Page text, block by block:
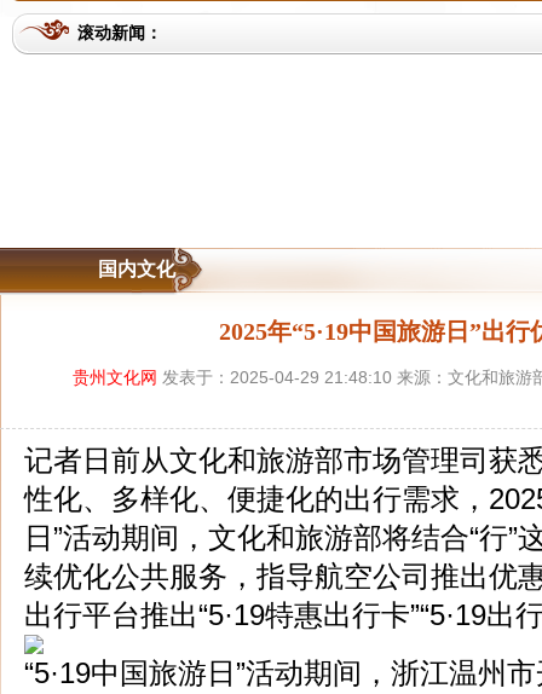
滚动新闻：
国内文化
2025年“5·19中国旅游日”出行
贵州文化网 发表于：2025-04-29 21:48:10 来源：文化和旅游
记者日前从文化和旅游部市场管理司获
性化、多样化、便捷化的出行需求，
日”活动期间，文化和旅游部将结合“行”
续优化公共服务，指导航空公司推出优
出行平台推出“5·19特惠出行卡”“5·19出
“5·19中国旅游日”活动期间，浙江温州